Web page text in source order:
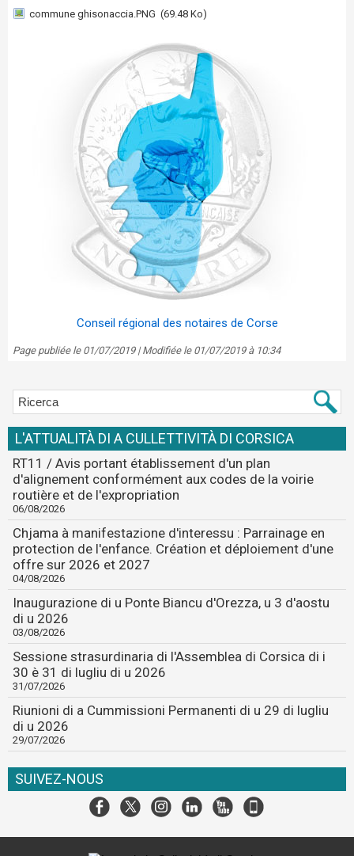
commune ghisonaccia.PNG (69.48 Ko)
Conseil régional des notaires de Corse
Page publiée le 01/07/2019 | Modifiée le 01/07/2019 à 10:34
L'ATTUALITÀ DI A CULLETTIVITÀ DI CORSICA
RT11 / Avis portant établissement d'un plan
d'alignement conformément aux codes de la voirie
routière et de l'expropriation
06/08/2026
Chjama à manifestazione d'interessu : Parrainage en
protection de l'enfance. Création et déploiement d'une
offre sur 2026 et 2027
04/08/2026
Inaugurazione di u Ponte Biancu d'Orezza, u 3 d'aostu
di u 2026
03/08/2026
Sessione strasurdinaria di l'Assemblea di Corsica di i
30 è 31 di lugliu di u 2026
31/07/2026
Riunioni di a Cummissioni Permanenti di u 29 di lugliu
di u 2026
29/07/2026
SUIVEZ-NOUS